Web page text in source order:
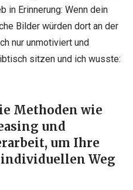
in Erinnerung: Wenn dein
Bilder würden dort an der
nur unmotiviert und
sitzen und ich wusste:
Methoden wie
und
um Ihre
Weg